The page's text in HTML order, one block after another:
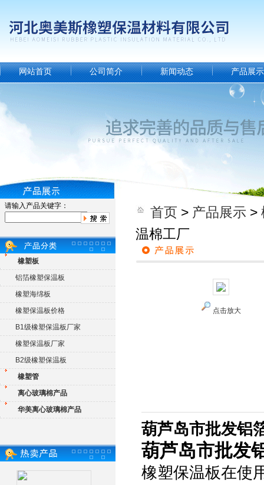
网站首页 公司简介 新闻动态 产品展示
请输入产品关键字：
橡塑板
铝箔橡塑保温板
橡塑海绵板
橡塑保温板价格
B1级橡塑保温板厂家
橡塑保温板厂家
B2级橡塑保温板
橡塑管
离心玻璃棉产品
华美离心玻璃棉产品
首页 > 产品展示 >
温棉工厂
点击放大
葫芦岛市批发铝
葫芦岛市批发
橡塑保温板在使